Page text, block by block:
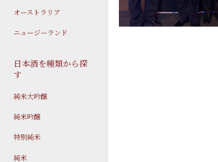
オーストラリア
ニュージーランド
日本酒を種類から探
す
純米大吟醸
純米吟醸
特別純米
純米